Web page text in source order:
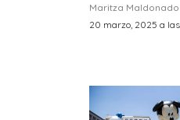
Maritza
20 marzo, 2025 a las